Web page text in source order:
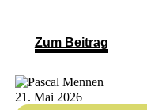
Zum Beitrag
21. Mai 2026